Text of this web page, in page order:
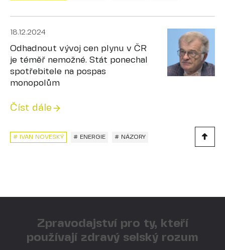
18.12.2024
Odhadnout vývoj cen plynu v ČR
je téměř nemožné. Stát ponechal
spotřebitele na pospas
monopolům
Číst dále
# ENERGIE # NÁZORY
# IVAN NOVESKÝ
Zpravodajství pro ty, kteří
používají zdravý selský rozum